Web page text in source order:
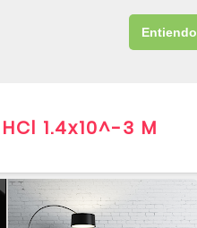
CURSO
1.4x10^-3 M